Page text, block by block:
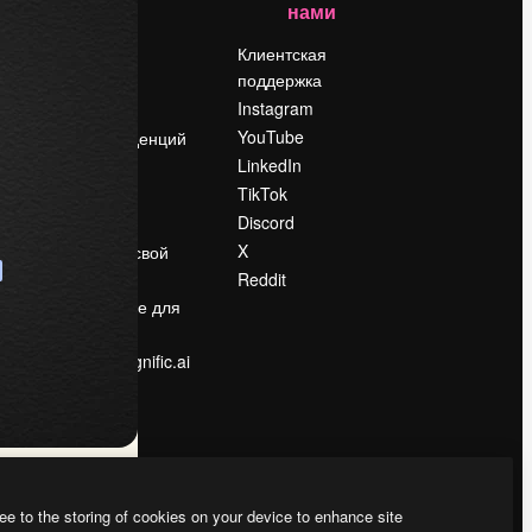
Поиск тенденций
Продайте свой
Помещение для
Ищете magnific.ai
нами
Клиентская
поддержка
Instagram
YouTube
LinkedIn
TikTok
Discord
X
Reddit
to the storing of cookies on your device to enhance site